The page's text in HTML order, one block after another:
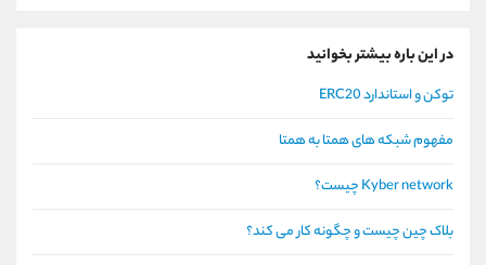
در این باره بیشتر بخوانید
توکن و استاندارد ERC20
مفهوم شبکه های همتا به همتا
Kyber network چیست؟
بلاک چین چیست و چگونه کار می کند؟